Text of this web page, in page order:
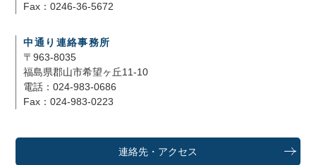
Fax：0246-36-5672
中通り連絡事務所
〒963-8035
福島県郡山市希望ヶ丘11-10
電話：024-983-0686
Fax：024-983-0223
連絡先・アクセス